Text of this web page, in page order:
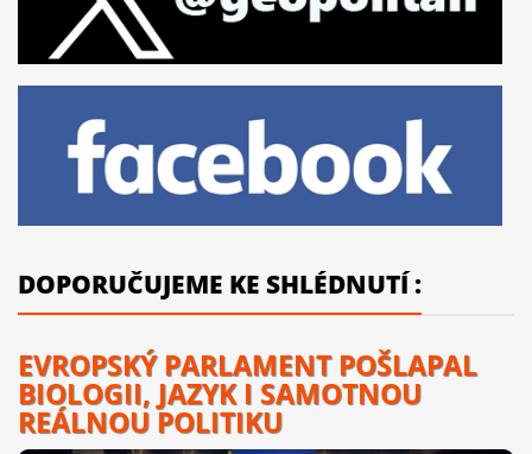
DOPORUČUJEME KE SHLÉDNUTÍ :
EVROPSKÝ PARLAMENT POŠLAPAL
BIOLOGII, JAZYK I SAMOTNOU
REÁLNOU POLITIKU